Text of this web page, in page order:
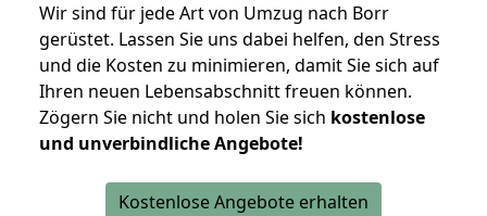
Wir sind für jede Art von Umzug nach Borr
gerüstet. Lassen Sie uns dabei helfen, den Stress
und die Kosten zu minimieren, damit Sie sich auf
Ihren neuen Lebensabschnitt freuen können.
Zögern Sie nicht und holen Sie sich kostenlose
und unverbindliche Angebote!
Kostenlose Angebote erhalten